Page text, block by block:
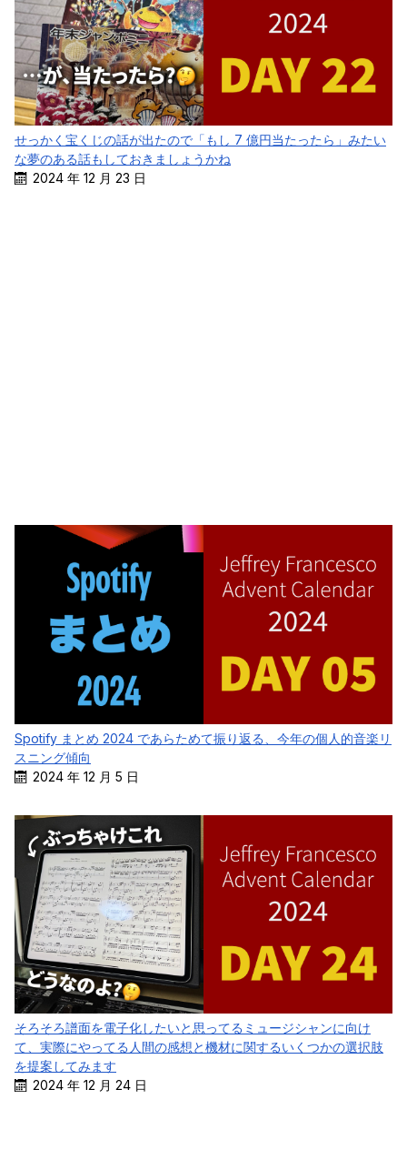
せっかく宝くじの話が出たので「もし 7 億円当たったら」みたい
な夢のある話もしておきましょうかね
2024 年 12 月 23 日
Spotify まとめ 2024 であらためて振り返る、今年の個人的音楽リ
スニング傾向
2024 年 12 月 5 日
そろそろ譜面を電子化したいと思ってるミュージシャンに向け
て、実際にやってる人間の感想と機材に関するいくつかの選択肢
を提案してみます
2024 年 12 月 24 日